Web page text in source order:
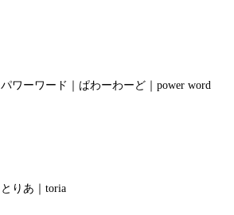
パワーワード｜ぱわーわーど｜power word
とりあ｜toria